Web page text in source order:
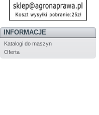
INFORMACJE
Katalogi do maszyn
Oferta
Akumulator...